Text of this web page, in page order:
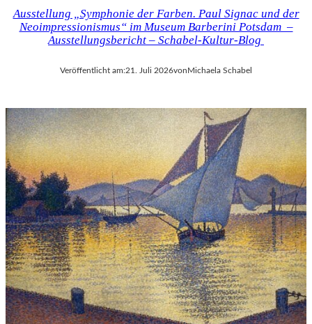
Ausstellung „Symphonie der Farben. Paul Signac und der
Neoimpressionismus“ im Museum Barberini Potsdam –
Ausstellungsbericht – Schabel-Kultur-Blog
Veröffentlicht am:21. Juli 2026vonMichaela Schabel